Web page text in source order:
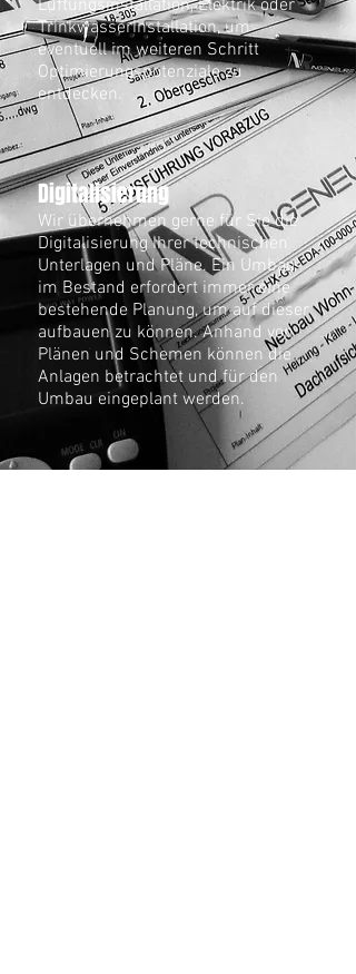
Lüftungsinstallation, Elektrik oder
Trinkwasserinstallation, um
eventuell im weiteren Schritt
Optimierungspotenziale zu
entdecken.
Wir übernehmen gerne für Sie die
Digitalisierung Ihrer technischen
Unterlagen und Pläne. Ein Umbau
im Bestand erfordert immer eine
bestehende Planung, um auf dieser
aufbauen zu können. Anhand von
Plänen und Schemen können die
Anlagen betrachtet und für den
Umbau eingeplant werden.
Digitalisierung